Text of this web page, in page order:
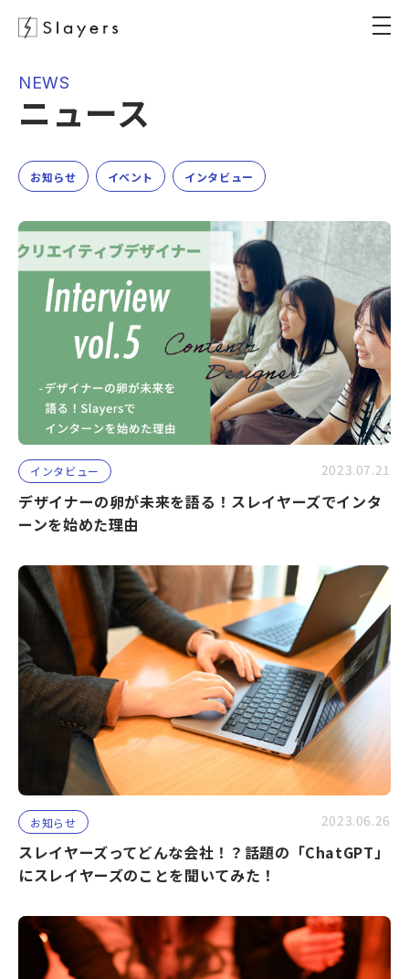
NEWS
ニュース
お知らせ イベント インタビュー
インタビュー 2023.07.21
デザイナーの卵が未来を語る！スレイヤーズでインタ
ーンを始めた理由
お知らせ 2023.06.26
スレイヤーズってどんな会社！？話題の「ChatGPT」
にスレイヤーズのことを聞いてみた！